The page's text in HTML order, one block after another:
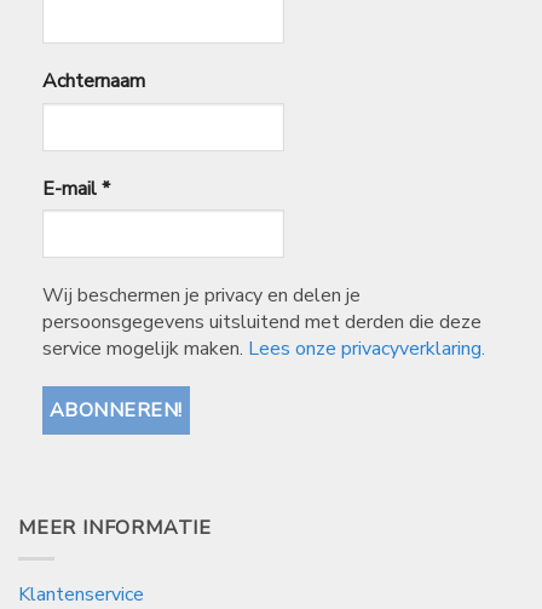
Achternaam
E-mail*
Wij beschermen je privacy en delen je
persoonsgegevens uitsluitend met derden die deze
service mogelijk maken. Lees onze privacyverklaring.
MEER INFORMATIE
Klantenservice